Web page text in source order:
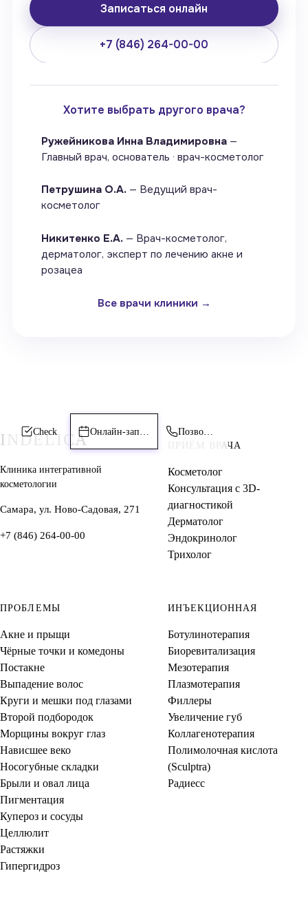
Записаться онлайн
+7 (846) 264-00-00
Хотите выбрать другого врача?
Ружейникова Инна Владимировна—
Главный врач, основатель · врач-косметолог
Петрушина О.А. — Ведущий врач-
косметолог
Никитенко Е.А. — Врач-косметолог,
дерматолог, эксперт по лечению акне и
розацеа
Все врачи клиники →
Check Позвонить
INDELICA
Клиника интегративной
косметологии
Самара, ул. Ново-Садовая, 271
+7 (846) 264-00-00
ПРИЁМ ВРАЧА
Косметолог
Консультация с 3D-
диагностикой
Дерматолог
Эндокринолог
Трихолог
ПРОБЛЕМЫ
Акне и прыщи
Чёрные точки и комедоны
Постакне
Выпадение волос
Круги и мешки под глазами
Второй подбородок
Морщины вокруг глаз
Нависшее веко
Носогубные складки
Брыли и овал лица
Пигментация
Купероз и сосуды
Целлюлит
Растяжки
Гипергидроз
ИНЪЕКЦИОННАЯ
Ботулинотерапия
Биоревитализация
Мезотерапия
Плазмотерапия
Филлеры
Увеличение губ
Коллагенотерапия
Полимолочная кислота
(Sculptra)
Радиесс